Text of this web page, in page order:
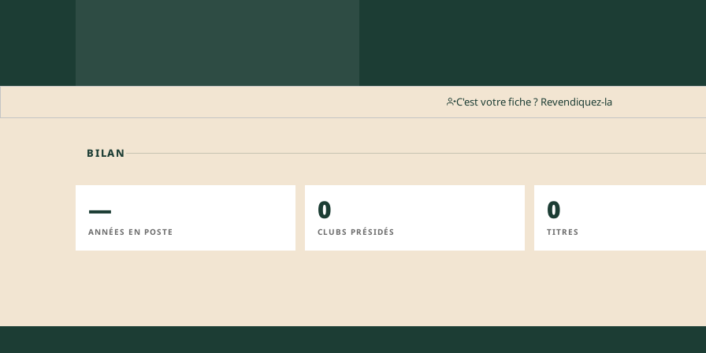
C'est votre fiche ? Revendiquez-la
BILAN
—
ANNÉES EN POSTE
0
CLUBS PRÉSIDÉS
0
TITRES